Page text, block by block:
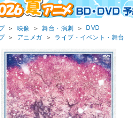
＞ 映像 ＞ 舞台・演劇 ＞
DVD
＞ アニメガ ＞ ライブ・イベント・舞台